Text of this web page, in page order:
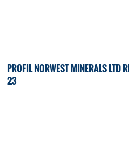
PROFIL NORWEST MINERALS LTD
23